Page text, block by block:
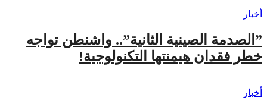
أخبار
​”الصدمة الصينية الثانية”.. واشنطن تواجه
خطر فقدان هيمنتها التكنولوجية!
أخبار